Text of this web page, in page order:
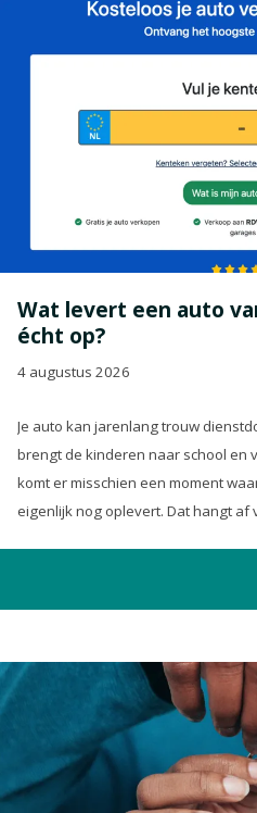
Wat levert een auto
écht op?
4 augustus 2026
Je auto kan jarenlang trouw
brengt de kinderen naar school en
komt er misschien een moment
eigenlijk nog oplevert. Dat hangt af